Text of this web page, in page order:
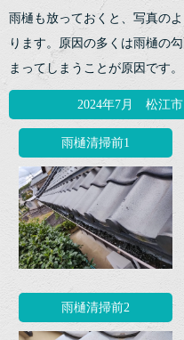
雨樋も放っておくと、写真の
ります。原因の多くは雨樋の
まってしまうことが原因です。
2024年7月 松江
雨樋清掃前1
雨樋清掃前2